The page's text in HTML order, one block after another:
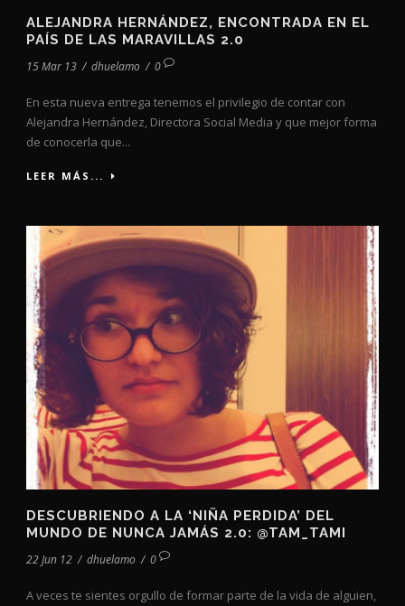
ALEJANDRA HERNÁNDEZ, ENCONTRADA EN EL
PAÍS DE LAS MARAVILLAS 2.0
15 Mar 13 / dhuelamo / 0
En esta nueva entrega tenemos el privilegio de contar con
Alejandra Hernández, Directora Social Media y que mejor forma
de conocerla que...
LEER MÁS...
DESCUBRIENDO A LA ‘NIÑA PERDIDA’ DEL
MUNDO DE NUNCA JAMÁS 2.0: @TAM_TAMI
22 Jun 12 / dhuelamo / 0
A veces te sientes orgullo de formar parte de la vida de alguien,